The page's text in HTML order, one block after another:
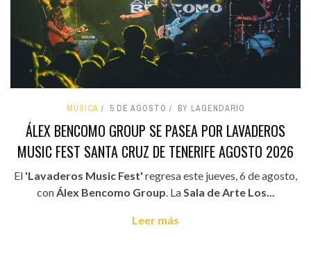
MÚSICA 5 DE AGOSTO BY LAGENDARIO
ÁLEX BENCOMO GROUP SE PASEA POR LAVADEROS
MUSIC FEST SANTA CRUZ DE TENERIFE AGOSTO 2026
El 'Lavaderos Music Fest' regresa este jueves, 6 de agosto,
conÁlex Bencomo Group. LaSala de Arte Los...
Leer más